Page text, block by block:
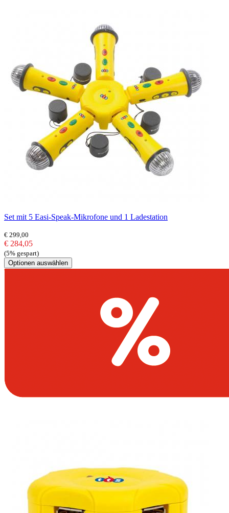
Set mit 5 Easi-Speak-Mikrofone und 1 Ladestation
€ 299,00
€ 284,05
(5% gespart)